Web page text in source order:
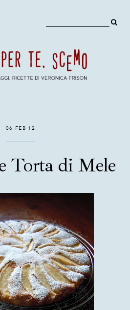
06 FEB 12
Torta di Mele